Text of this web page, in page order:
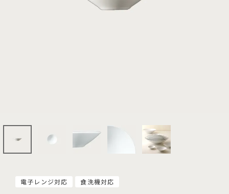
電子レンジ対応 食洗機対応